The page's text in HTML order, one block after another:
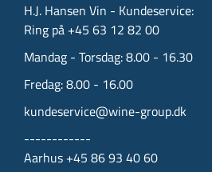
H.J. Hansen Vin - Kundeservice:
Ring på +45 63 12 82 00
Mandag - Torsdag: 8.00 - 16.30
Fredag: 8.00 - 16.00
kundeservice@wine-group.dk
------------
Aarhus +45 86 93 40 60